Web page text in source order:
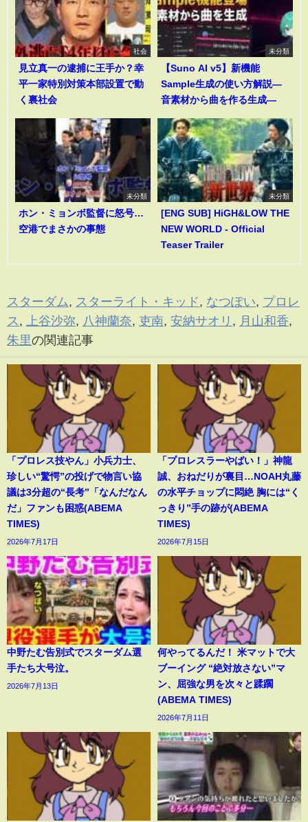
社会
見立真一の逮捕に王手か？幸
平一家特別対策本部設置で動
く裏社会
未分類
【Suno AI v5】新機能
Sample生成の使い方解説―
音素材から曲を作る生成―
未分類
ホン・ミョンボ監督に怒号…
空港でまさかの事態
未分類
[ENG SUB] HiGH&LOW THE
NEW WORLD - Official
Teaser Trailer
スターダム, スターライト・キッド, なつぽい, プロレ
ス , 上谷沙弥, 八神蘭奈, 吏南, 安納サオリ , 月山和香,
朱里の関連記事
「プロレス技やん」小兵力士、
珍しい“驚愕”の投げで物言い協
議は3分超の“長考”「なんだなん
だ」ファンも困惑(ABEMA
TIMES)
2026年7月17日
「プロレスラーやばい！」神龍
誠、おねだりが裏目…NOAH丸藤
の水平チョップに悶絶 胸には“く
っきり”手の跡が(ABEMA
TIMES)
2026年7月15日
中野たむ告別式でスターダム選
手たち大号泣。
2026年7月13日
何やってるんだ！ 米マットで大
ブーイング “絶対放さない”マ
ン、屈強な男を次々と蹂躙
(ABEMA TIMES)
2026年7月11日